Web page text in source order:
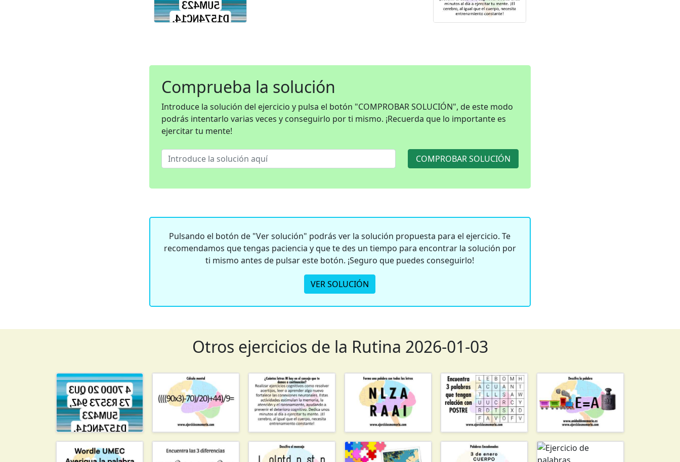
Comprueba la solución
Introduce la solución del ejercicio y pulsa el botón "COMPROBAR SOLUCIÓN", de este modo
podrás intentarlo varias veces y conseguirlo por ti mismo. ¡Recuerda que lo importante es
ejercitar tu mente!
COMPROBAR SOLUCIÓN
Pulsando el botón de "Ver solución" podrás ver la solución propuesta para el ejercicio. Te
recomendamos que tengas paciencia y que te des un tiempo para encontrar la solución por
ti mismo antes de pulsar este botón. ¡Seguro que puedes conseguirlo!
VER SOLUCIÓN
Otros ejercicios de la Rutina 2026-01-03